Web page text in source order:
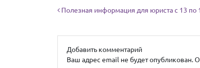
Навигация по записям
Полезная информация для юриста с 13 по
Добавить комментарий
Ваш адрес email не будет опубликован.